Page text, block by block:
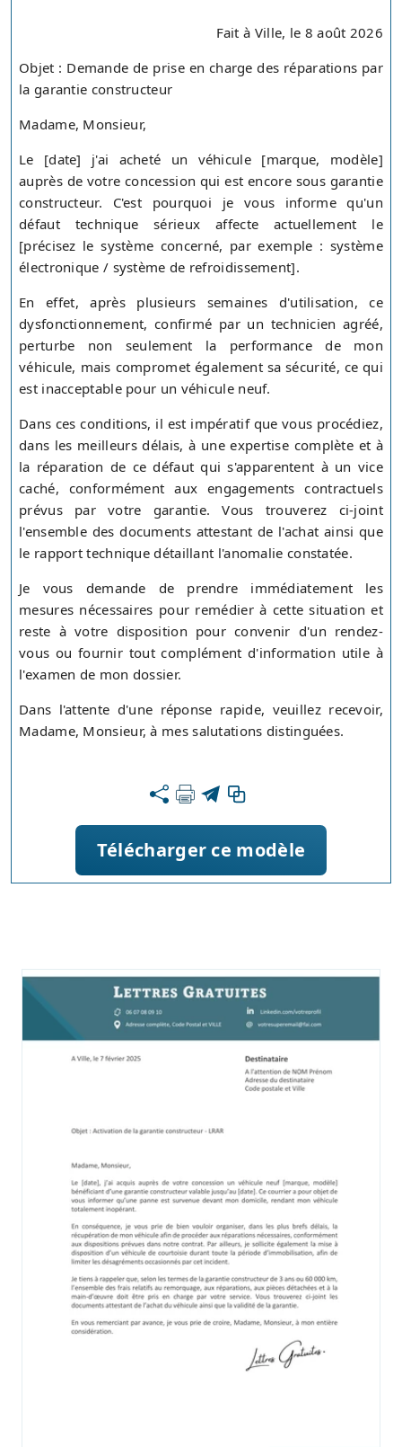
Fait à Ville, le 8 août 2026
Objet : Demande de prise en charge des réparations par
la garantie constructeur
Madame, Monsieur,
Le [date] j'ai acheté un véhicule [marque, modèle]
auprès de votre concession qui est encore sous garantie
constructeur. C'est pourquoi je vous informe qu'un
défaut technique sérieux affecte actuellement le
[précisez le système concerné, par exemple : système
électronique / système de refroidissement].
En effet, après plusieurs semaines d'utilisation, ce
dysfonctionnement, confirmé par un technicien agréé,
perturbe non seulement la performance de mon
véhicule, mais compromet également sa sécurité, ce qui
est inacceptable pour un véhicule neuf.
Dans ces conditions, il est impératif que vous procédiez,
dans les meilleurs délais, à une expertise complète et à
la réparation de ce défaut qui s'apparentent à un vice
caché, conformément aux engagements contractuels
prévus par votre garantie. Vous trouverez ci-joint
l'ensemble des documents attestant de l'achat ainsi que
le rapport technique détaillant l'anomalie constatée.
Je vous demande de prendre immédiatement les
mesures nécessaires pour remédier à cette situation et
reste à votre disposition pour convenir d'un rendez-
vous ou fournir tout complément d'information utile à
l'examen de mon dossier.
Dans l'attente d'une réponse rapide, veuillez recevoir,
Madame, Monsieur, à mes salutations distinguées.
Télécharger ce modèle